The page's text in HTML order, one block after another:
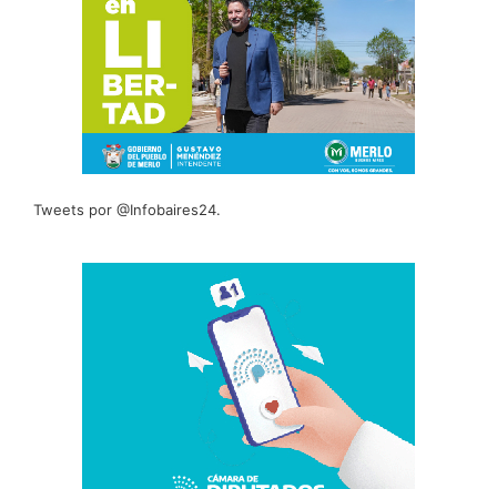
Tweets por @Infobaires24.